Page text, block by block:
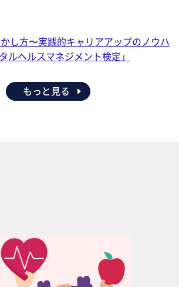
し方〜実践的キャリアアップのノウハ
ヘルスマネジメント検定」
もっと見る